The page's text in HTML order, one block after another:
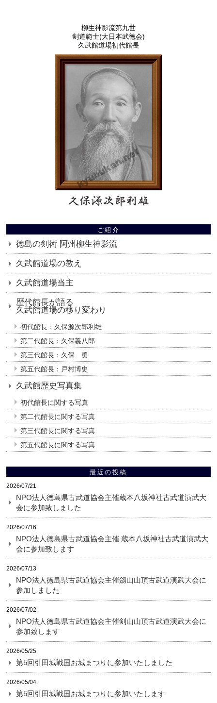
柳生神影流第九世
剣道範士(大日本武徳会)
久武館道場初代館長
ご紹介
徳島の剣術 阿州柳生神影流
久武館道場の教え
久武館道場当主
歴代館長が語る
久武館道場の移り変わり
初代館長：久保源次郎利雄
第二代館長：久保義八郎
第三代館長：久保 勇
第五代館長：戸村博史
久武館歴史写真集
初代館長に関する写真
第二代館長に関する写真
第三代館長に関する写真
第五代館長に関する写真
最近の投稿
2026/07/21
NPO法人徳島県古武道協会主催蔵本八坂神社古武道演武大
会に参加致しました
2026/07/16
NPO法人徳島県古武道協会主催 蔵本八坂神社古武道演武大
会に参加致します
2026/07/13
NPO法人徳島県古武道協会主催劔山山頂古武道演武大会に
参加しました
2026/07/02
NPO法人徳島県古武道協会主催剣山山頂古武道演武大会に
参加致します
2026/05/25
第5回引田城戦国お城まつりに参加いたしました
2026/05/04
第5回引田城戦国お城まつりに参加いたします